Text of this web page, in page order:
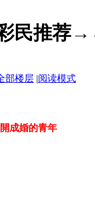
民推荐
部楼层 |阅读模式
成婚的青年